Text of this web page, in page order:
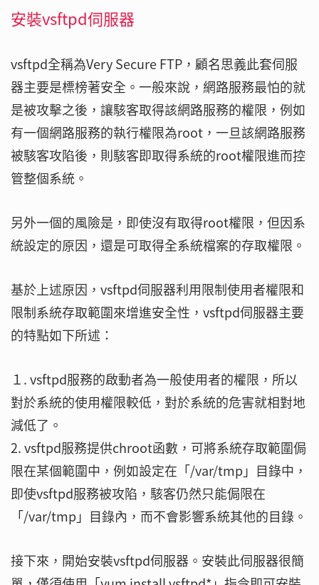
安裝vsftpd伺服器
vsftpd全稱為Very Secure FTP，顧名思義此套伺服
器主要是標榜著安全。一般來說，網路服務最怕的就
是被攻擊之後，讓駭客取得該網路服務的權限，例如
有一個網路服務的執行權限為root，一旦該網路服務
被駭客攻陷後，則駭客即取得系統的root權限進而控
管整個系統。
另外一個的風險是，即使沒有取得root權限，但因系
統設定的原因，還是可取得全系統檔案的存取權限。
基於上述原因，vsftpd伺服器利用限制使用者權限和
限制系統存取範圍來增進安全性，vsftpd伺服器主要
的特點如下所述：
１. vsftpd服務的啟動者為一般使用者的權限，所以
對於系統的使用權限較低，對於系統的危害就相對地
減低了。
2. vsftpd服務提供chroot函數，可將系統存取範圍侷
限在某個範圍中，例如設定在「/var/tmp」目錄中，
即使vsftpd服務被攻陷，駭客仍然只能侷限在
「/var/tmp」目錄內，而不會影響系統其他的目錄。
接下來，開始安裝vsftpd伺服器。安裝此伺服器很簡